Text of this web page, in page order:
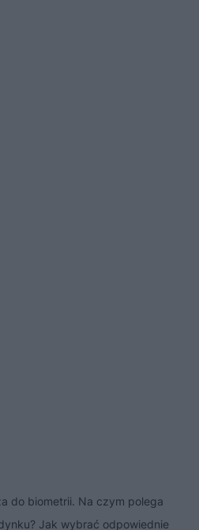
do biometrii. Na czym polega
Jak wybrać odpowiednie